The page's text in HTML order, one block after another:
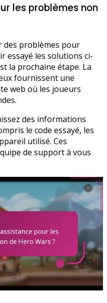
les problèmes non
des problèmes pour
essayé les solutions ci-
la prochaine étape. La
fournissent une
web où les joueurs
des informations
le code essayé, les
utilisé. Ces
de support à vous